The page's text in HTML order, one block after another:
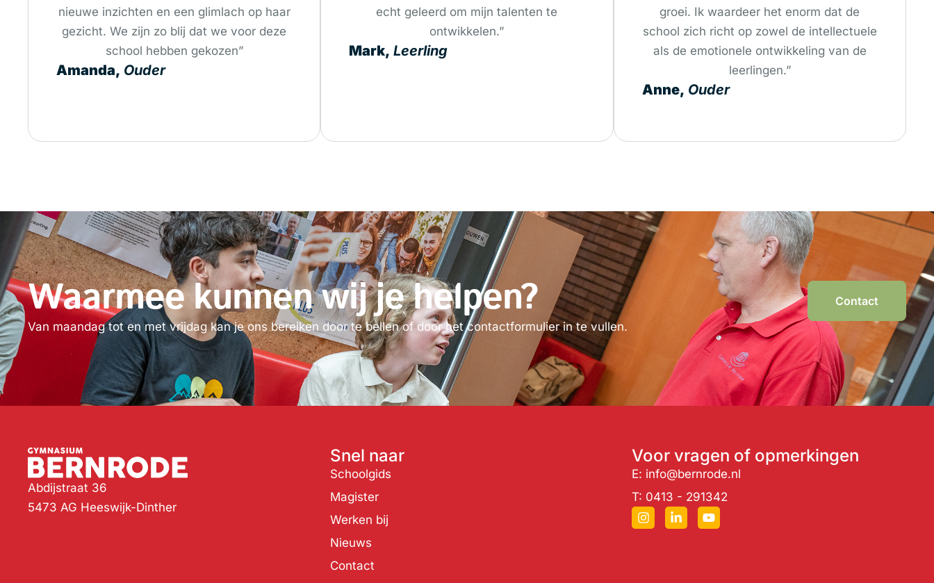
nieuwe inzichten en een glimlach op haar
gezicht. We zijn zo blij dat we voor deze
school hebben gekozen”
Amanda, Ouder
echt geleerd om mijn talenten te
ontwikkelen.”
Mark, Leerling
groei. Ik waardeer het enorm dat de
school zich richt op zowel de intellectuele
als de emotionele ontwikkeling van de
leerlingen.”
Anne, Ouder
Waarmee kunnen wij je helpen?
Van maandag tot en met vrijdag kan je ons bereiken door te bellen of door het contactformulier in te vullen.
Contact
Abdijstraat 36
5473 AG Heeswijk-Dinther
Snel naar
Schoolgids
Magister
Werken bij
Nieuws
Contact
Voor vragen of opmerkingen
E: info@bernrode.nl
T: 0413 - 291342